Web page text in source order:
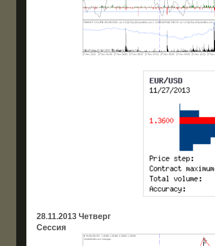
28.11.2013 Четверг
Сессия